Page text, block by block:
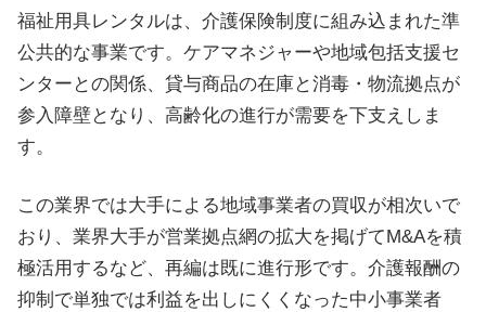
福祉用具レンタルは、介護保険制度に組み込まれた準
公共的な事業です。ケアマネジャーや地域包括支援セ
ンターとの関係、貸与商品の在庫と消毒・物流拠点が
参入障壁となり、高齢化の進行が需要を下支えしま
す。
この業界では大手による地域事業者の買収が相次いで
おり、業界大手が営業拠点網の拡大を掲げてM&Aを積
極活用するなど、再編は既に進行形です。介護報酬の
抑制で単独では利益を出しにくくなった中小事業者